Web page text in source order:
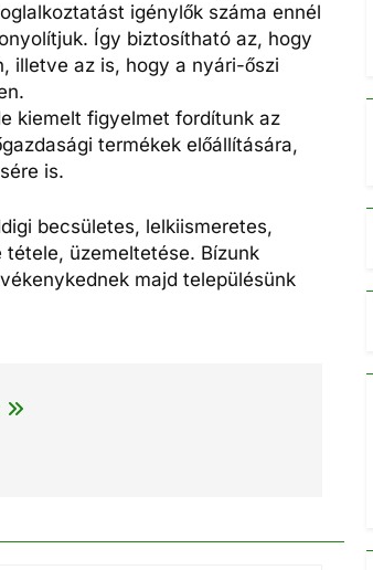
igénylők száma ennél
Így biztosítható az, hogy
illetve az is, hogy a nyári-őszi
kiemelt figyelmet fordítunk az
termékek előállítására,
is.
becsületes, lelkiismeretes,
üzemeltetése. Bízunk
majd településünk